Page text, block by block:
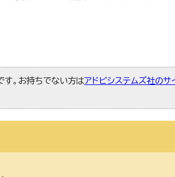
す。お持ちでない方はアドビシステムズ社のサ